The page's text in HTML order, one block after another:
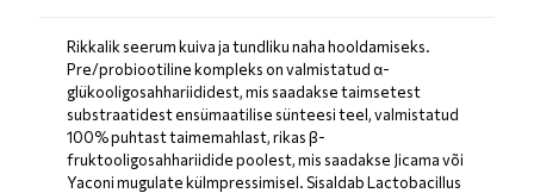
Rikkalik seerum kuiva ja tundliku naha hooldamiseks.
Pre/probiootiline kompleks on valmistatud α-
glükooligosahhariididest, mis saadakse taimsetest
substraatidest ensümaatilise sünteesi teel, valmistatud
100% puhtast taimemahlast, rikas β-
fruktooligosahhariidide poolest, mis saadakse Jicama või
Yaconi mugulate külmpressimisel. Sisaldab Lactobacillus